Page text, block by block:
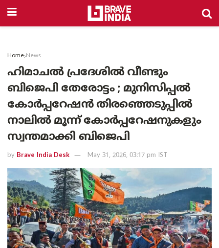
Home News
ഹിമാചൽ പ്രദേശിൽ വീണ്ടും
ബിജെപി തേരോട്ടം ; മുനിസിപ്പൽ
കോർപ്പറേഷൻ തിരഞ്ഞെടുപ്പിൽ
നാലിൽ മൂന്ന് കോർപ്പറേഷനുകളും
സ്വന്തമാക്കി ബിജെപി
by Brave India Desk May 31, 2026, 03:17 pm IST